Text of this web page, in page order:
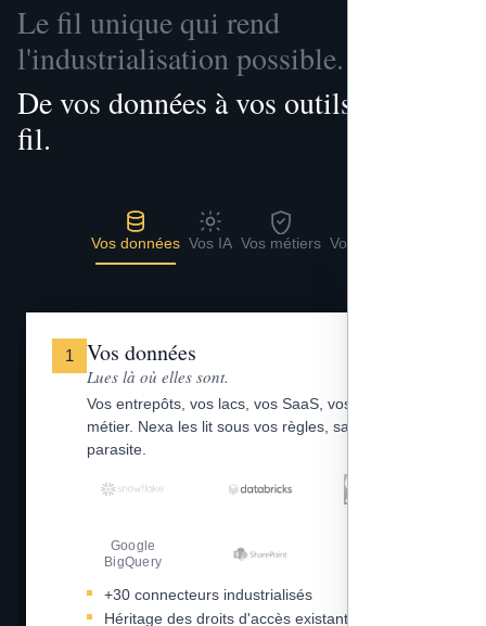
Le fil unique qui rend
l'industrialisation possible.
De vos données à vos outils, un seul
fil.
Vos données Vos IA Vos métiers Vos outils
1 Vos données
Lues là où elles sont.
Vos entrepôts, vos lacs, vos SaaS, vos fichiers
métier. Nexa les lit sous vos règles, sans copie
parasite.
Google
BigQuery
+30 connecteurs industrialisés
Héritage des droits d'accès existants